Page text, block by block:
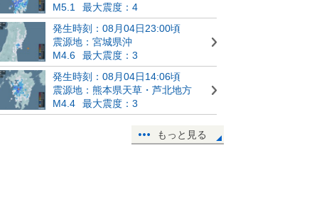
M5.1
最大震度：4
発生時刻：08月04日23:00頃
震源地：宮城県沖
M4.6
最大震度：3
発生時刻：08月04日14:06頃
震源地：熊本県天草・芦北地方
M4.4
最大震度：3
もっと見る